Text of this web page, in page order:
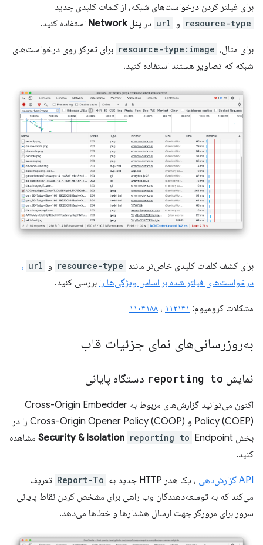
برای فیلتر کردن درخواست‌های شبکه، از کلمات کلیدی جدید
resource-type و url در پنل Network استفاده کنید.
برای مثال، resource-type:image برای تمرکز روی درخواست‌های
شبکه که تصاویر هستند استفاده کنید.
برای کشف کلمات کلیدی خاص‌تر مانند resource-type و url ،
درخواست‌های فیلتر شده بر اساس ویژگی‌ها را بررسی کنید.
مشکلات کرومیوم: ۱۱۲۱۴۱ ، ۱۱۰۴۱۸۸
به‌روزرسانی‌های نمای جزئیات قاب
نمایش reporting to دستگاه پایانی
اکنون می‌توانید گزارش‌های مربوط به Cross-Origin Embedder
Policy (COEP) و Cross-Origin Opener Policy (COOP) را در
بخش
Security & Isolation reporting to
Endpoint مشاهده
کنید.
API گزارش‌دهی ، یک هدر HTTP جدید به Report-To تعریف
می‌کند که به توسعه‌دهندگان وب راهی برای مشخص کردن نقاط پایانی
سرور برای مرورگر جهت ارسال هشدارها و خطاها می‌دهد.